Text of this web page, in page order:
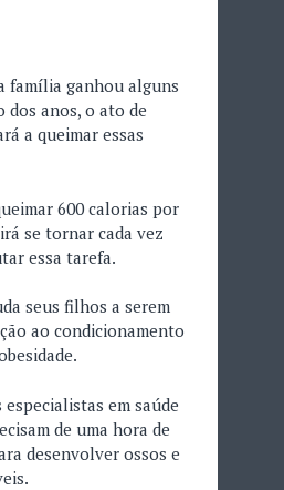
família ganhou alguns
anos, o ato de
a queimar essas
600 calorias por
se tornar cada vez
essa tarefa.
seus filhos a serem
ao condicionamento
em saúde
de uma hora de
desenvolver ossos e